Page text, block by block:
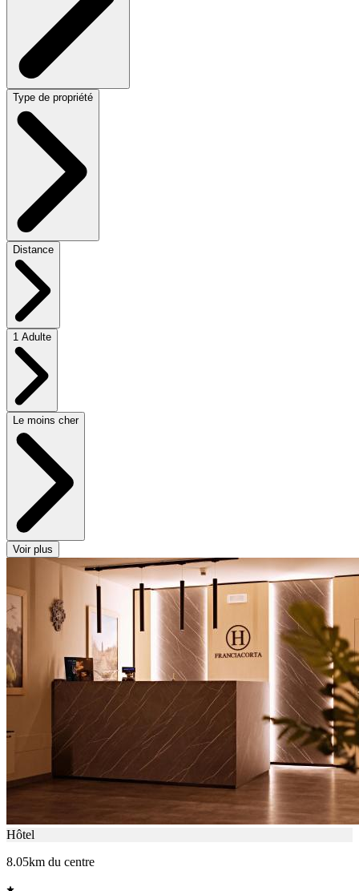
Type de propriété
Distance
1 Adulte
Le moins cher
Voir plus
Hôtel
8.05km du centre